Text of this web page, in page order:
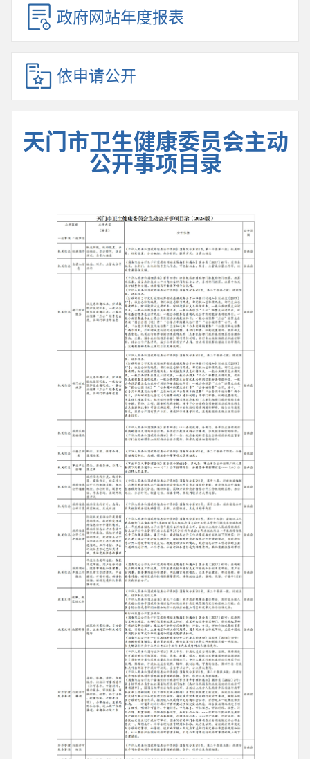
政府网站年度报表
依申请公开
天门市卫生健康委员会主动
公开事项目录